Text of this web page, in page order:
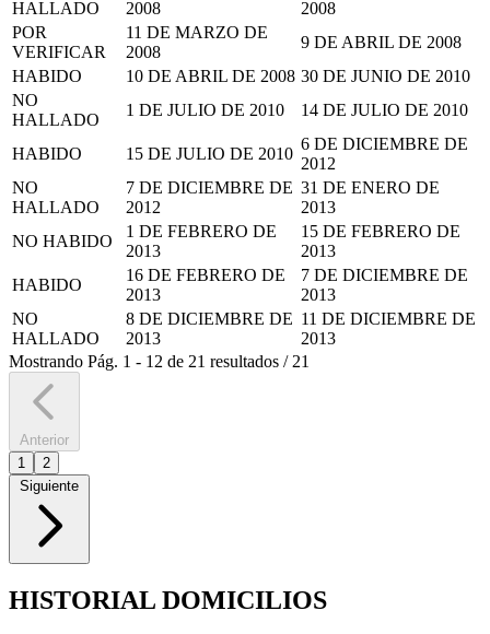
HALLADO
2008
2008
POR
VERIFICAR
11 DE MARZO DE
2008
9 DE ABRIL DE 2008
HABIDO
10 DE ABRIL DE 2008 30 DE JUNIO DE 2010
NO
HALLADO
1 DE JULIO DE 2010 14 DE JULIO DE 2010
HABIDO 15 DE JULIO DE 2010
6 DE DICIEMBRE DE
2012
NO
HALLADO
7 DE DICIEMBRE DE
2012
31 DE ENERO DE
2013
NO HABIDO
1 DE FEBRERO DE
2013
15 DE FEBRERO DE
2013
HABIDO
16 DE FEBRERO DE
2013
7 DE DICIEMBRE DE
2013
NO
HALLADO
8 DE DICIEMBRE DE
2013
11 DE DICIEMBRE DE
2013
Mostrando Pág. 1 - 12 de 21 resultados / 21
Anterior
1
2
Siguiente
HISTORIAL DOMICILIOS